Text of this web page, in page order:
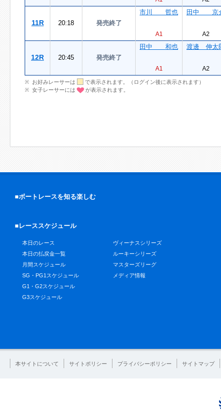
11R 20:18 発売終了
市川 哲也
A1
田中 京
A2
12R 20:45 発売終了
田中 和也
A1
渡邊 伸太
A2
お好みレーサーは
で表示されます。（ログイン後に表示されます）
女子レーサーには
が表示されます。
■ボートレースを知る楽しむ
■レーススケジュール
本日のレース
本日の払戻金一覧
月間スケジュール
SG・PG1スケジュール
G1・G2スケジュール
G3スケジュール
ヴィーナスシリーズ
ルーキーシリーズ
マスターズリーグ
メディア情報
本サイトについて サイトポリシー プライバシーポリシー サイトマップ